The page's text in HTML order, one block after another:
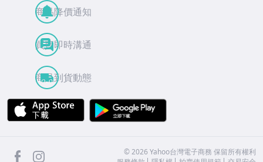
商品降價通知
買賣即時溝通
商品到貨動態
APP Store
facebook ©2026 Yahoo台灣電子商務 保留所有權利